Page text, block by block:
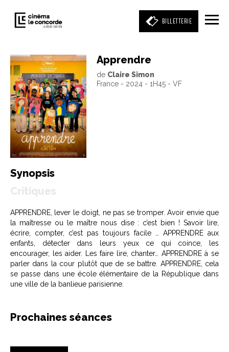
BILLETTERIE
Entrez votre mot clé
(film, réalisateur, acteur, événement)
Apprendre
de Claire Simon
France - 2024 - 1H45 - VF
Synopsis
APPRENDRE, lever le doigt, ne pas se tromper. Avoir envie que
la maîtresse ou le maître nous dise : c’est bien ! Savoir lire,
écrire, compter, c’est pas toujours facile … APPRENDRE aux
enfants, détecter dans leurs yeux ce qui coince, les
encourager, les aider. Les faire lire, chanter… APPRENDRE à se
parler dans la cour plutôt que de se battre. APPRENDRE, cela
se passe dans une école élémentaire de la République dans
une ville de la banlieue parisienne.
Prochaines séances